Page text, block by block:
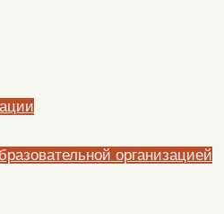
организацией